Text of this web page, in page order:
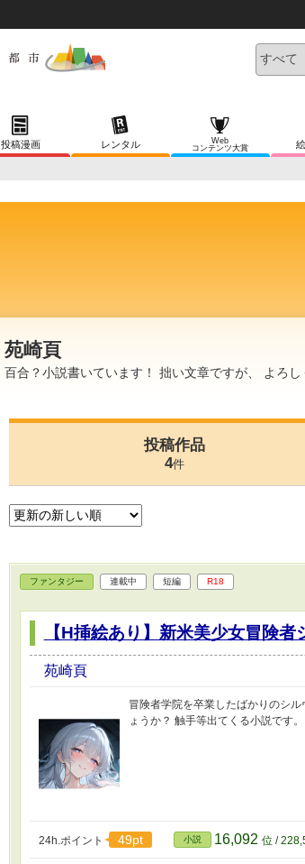
投稿漫画 レンタル
Web
コンテンツ大賞
苑崎頁
百合？小説書いています！ 拙い文章ですが、 よろし
投稿作品
4件
ファンタジー 連載中 短編 R18
【H挿絵あり】新米美少女冒険
苑崎頁
冒険者学院を卒業したばかりのシ
ょうか？ 触手等出てくる小説です。
24h.ポイント 49pt 小説 16,092 位 /